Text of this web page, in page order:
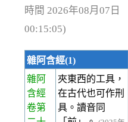
時間 2026年08月07日
00:15:05)
雜阿含經(1)
雜阿
含經
卷第
夾東西的工具，
在古代也可作刑
具。讀音同